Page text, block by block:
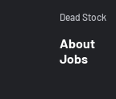
Dead Stock
About
Jobs